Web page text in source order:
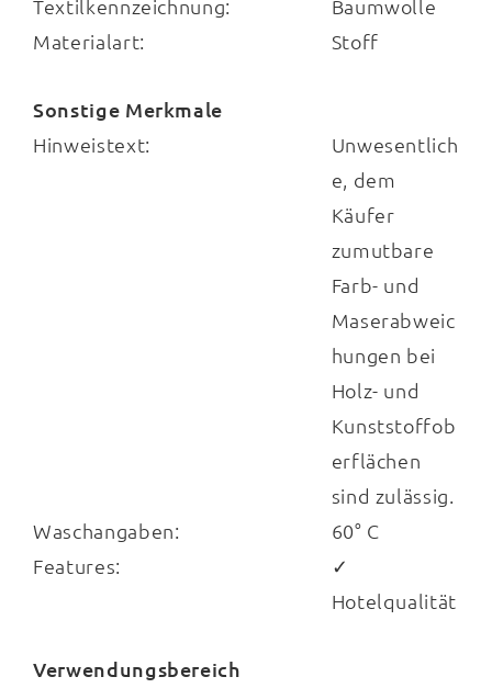
Textilkennzeichnung:
Baumwolle
Materialart:
Stoff
Sonstige Merkmale
Hinweistext:
Unwesentlich
e, dem
Käufer
zumutbare
Farb- und
Maserabweic
hungen bei
Holz- und
Kunststoffob
erflächen
sind zulässig.
Waschangaben:
60° C
Features:
✓
Hotelqualität
Verwendungsbereich